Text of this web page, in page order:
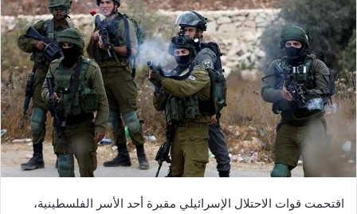
اقتحمت قوات الاحتلال الإسرائيلي مقبرة أحد الأسر الفلسطينية،